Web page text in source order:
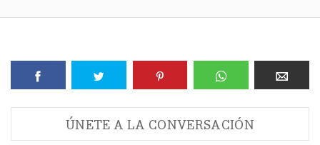
ÚNETE A LA CONVERSACIÓN